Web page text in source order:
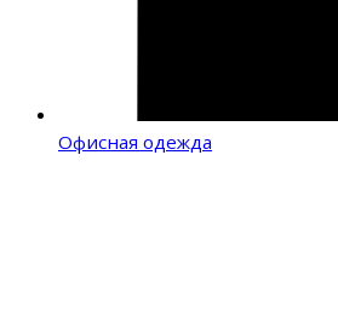
Офисная одежда